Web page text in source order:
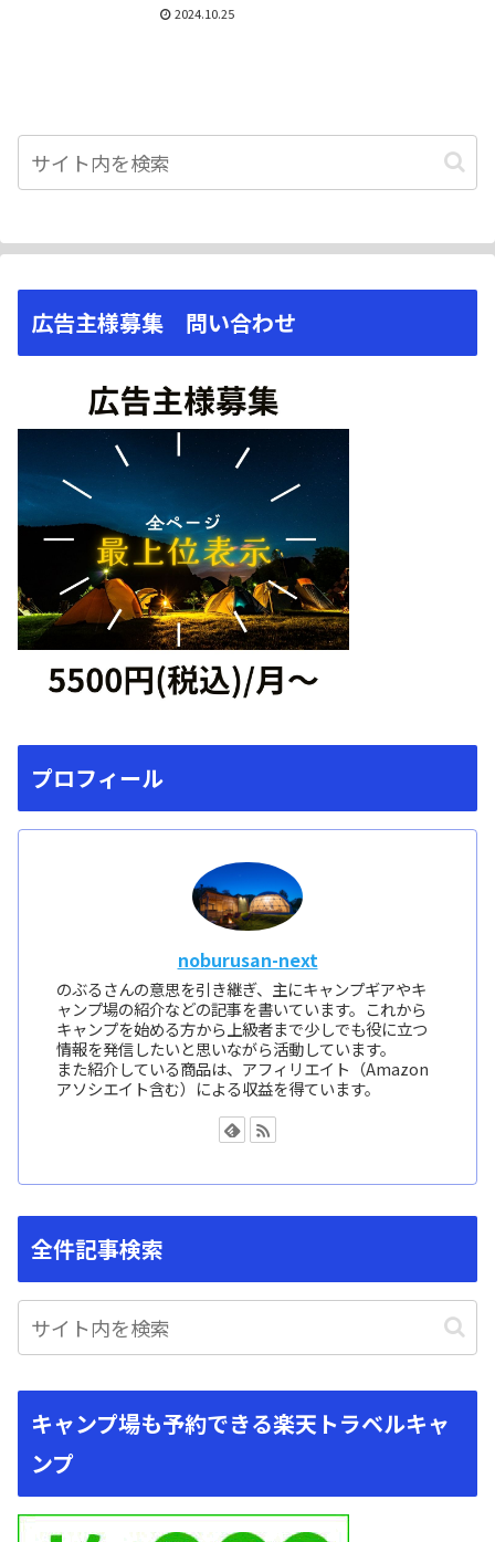
2024.10.25
広告主様募集 問い合わせ
プロフィール
noburusan-next
のぶるさんの意思を引き継ぎ、主にキャンプギアやキ
ャンプ場の紹介などの記事を書いています。これから
キャンプを始める方から上級者まで少しでも役に立つ
情報を発信したいと思いながら活動しています。
また紹介している商品は、アフィリエイト（Amazon
アソシエイト含む）による収益を得ています。
全件記事検索
キャンプ場も予約できる楽天トラベルキャ
ンプ